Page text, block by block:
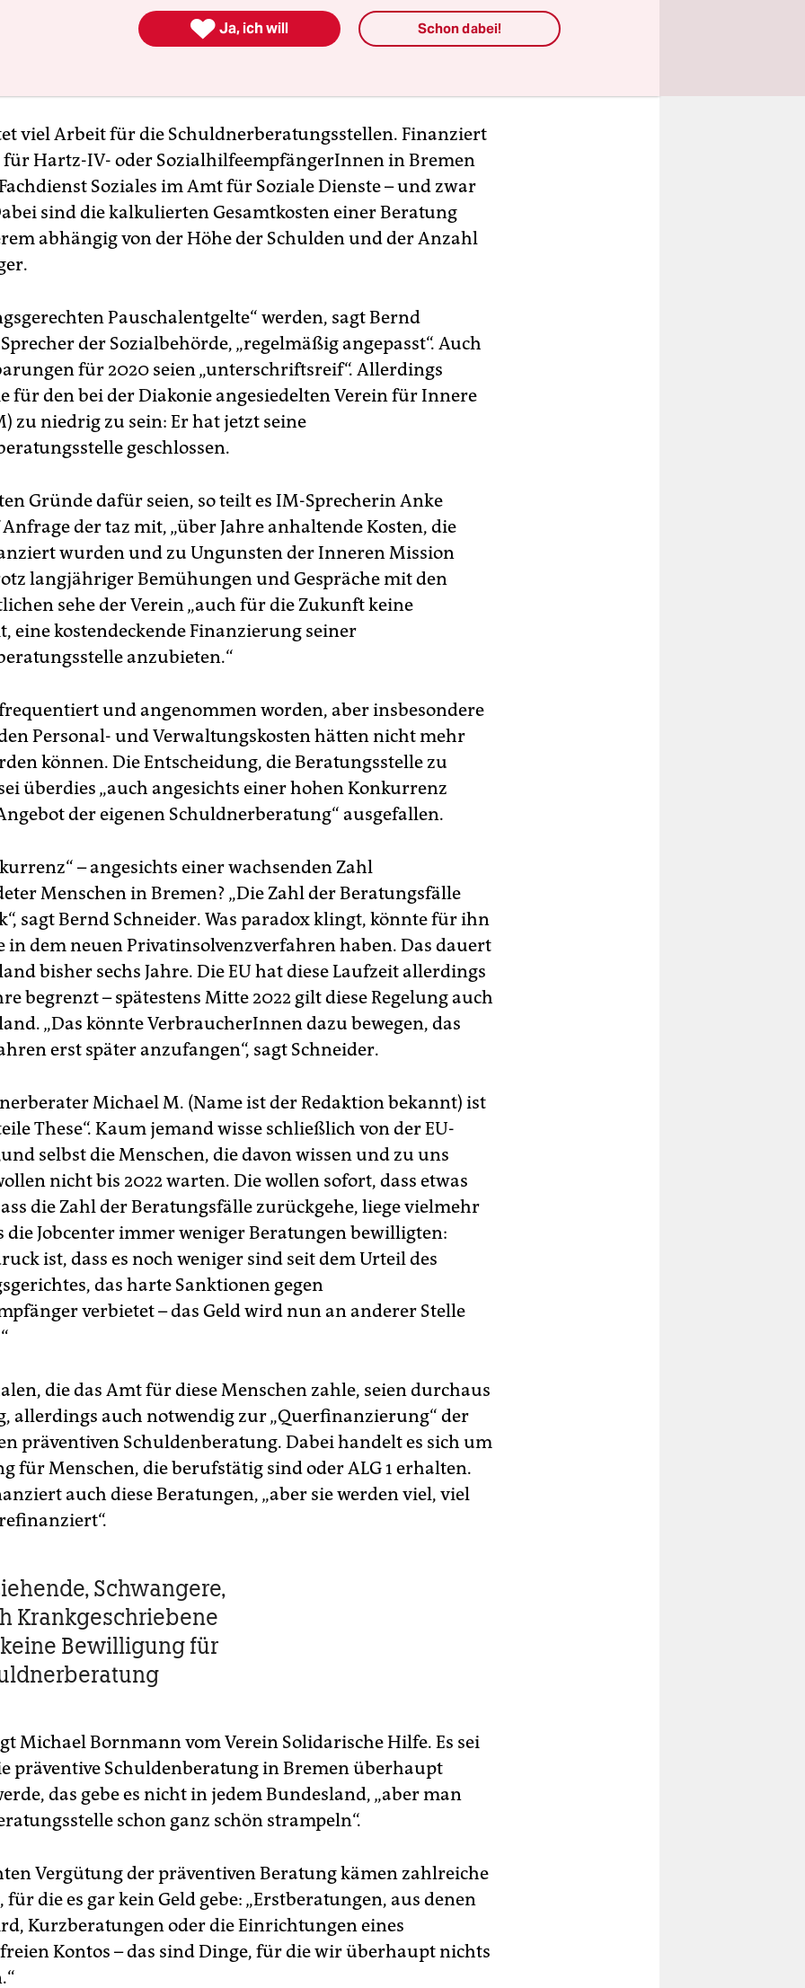
liegt, die Anzahl der überschuldeten Menschen sank, ist
viel Arbeit für die Schuldnerberatungsstellen. Finanziert
für Hartz-IV- oder SozialhilfeempfängerInnen in Bremen
Soziales im Amt für Soziale Dienste – und zwar
sind die kalkulierten Gesamtkosten einer Beratung
abhängig von der Höhe der Schulden und der Anzahl
Pauschalentgelte“ werden, sagt Bernd
der Sozialbehörde, „regelmäßig angepasst“. Auch
für 2020 seien „unterschriftsreif“. Allerdings
für den bei der Diakonie angesiedelten Verein für Innere
zu niedrig zu sein: Er hat jetzt seine
geschlossen.
Gründe dafür seien, so teilt es IM-Sprecherin Anke
der taz mit, „über Jahre anhaltende Kosten, die
wurden und zu Ungunsten der Inneren Mission
langjähriger Bemühungen und Gespräche mit den
sehe der Verein „auch für die Zukunft keine
eine kostendeckende Finanzierung seiner
anzubieten.“
und angenommen worden, aber insbesondere
Personal- und Verwaltungskosten hätten nicht mehr
können. Die Entscheidung, die Beratungsstelle zu
überdies „auch angesichts einer hohen Konkurrenz
der eigenen Schuldnerberatung“ ausgefallen.
– angesichts einer wachsenden Zahl
Menschen in Bremen? „Die Zahl der Beratungsfälle
sagt Bernd Schneider. Was paradox klingt, könnte für ihn
in dem neuen Privatinsolvenzverfahren haben. Das dauert
bisher sechs Jahre. Die EU hat diese Laufzeit allerdings
begrenzt – spätestens Mitte 2022 gilt diese Regelung auch
„Das könnte VerbraucherInnen dazu bewegen, das
erst später anzufangen“, sagt Schneider.
Michael M. (Name ist der Redaktion bekannt) ist
These“. Kaum jemand wisse schließlich von der EU-
selbst die Menschen, die davon wissen und zu uns
nicht bis 2022 warten. Die wollen sofort, dass etwas
die Zahl der Beratungsfälle zurückgehe, liege vielmehr
die Jobcenter immer weniger Beratungen bewilligten:
ist, dass es noch weniger sind seit dem Urteil des
das harte Sanktionen gegen
verbietet – das Geld wird nun an anderer Stelle
die das Amt für diese Menschen zahle, seien durchaus
allerdings auch notwendig zur „Querfinanzierung“ der
präventiven Schuldenberatung. Dabei handelt es sich um
für Menschen, die berufstätig sind oder ALG 1 erhalten.
auch diese Beratungen, „aber sie werden viel, viel
Schwangere,
Krank­geschriebene
Bewilligung für
Michael Bornmann vom Verein Solidarische Hilfe. Es sei
präventive Schuldenberatung in Bremen überhaupt
das gebe es nicht in jedem Bundesland, „aber man
schon ganz schön strampeln“.
Vergütung der präventiven Beratung kämen zahlreiche
für die es gar kein Geld gebe: „Erstberatungen, aus denen
Kurzberatungen oder die Einrichtungen eines
Kontos – das sind Dinge, für die wir überhaupt nichts
 Ja, ich will Schon dabei!